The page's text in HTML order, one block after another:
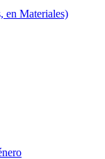
en Materiales)